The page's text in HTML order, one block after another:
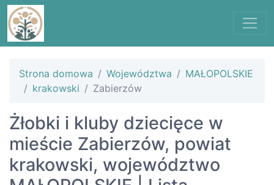
Strona domowa Województwa
MAŁOPOLSKIE
krakowski
Zabierzów
Żłobki i kluby dziecięce w
mieście Zabierzów, powiat
krakowski, województwo